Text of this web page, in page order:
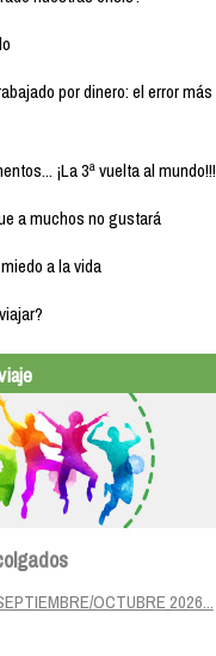
por dinero: el error más
¡La 3ª vuelta al mundo!!!
a muchos no gustará
a la vida
OCTUBRE 2026...